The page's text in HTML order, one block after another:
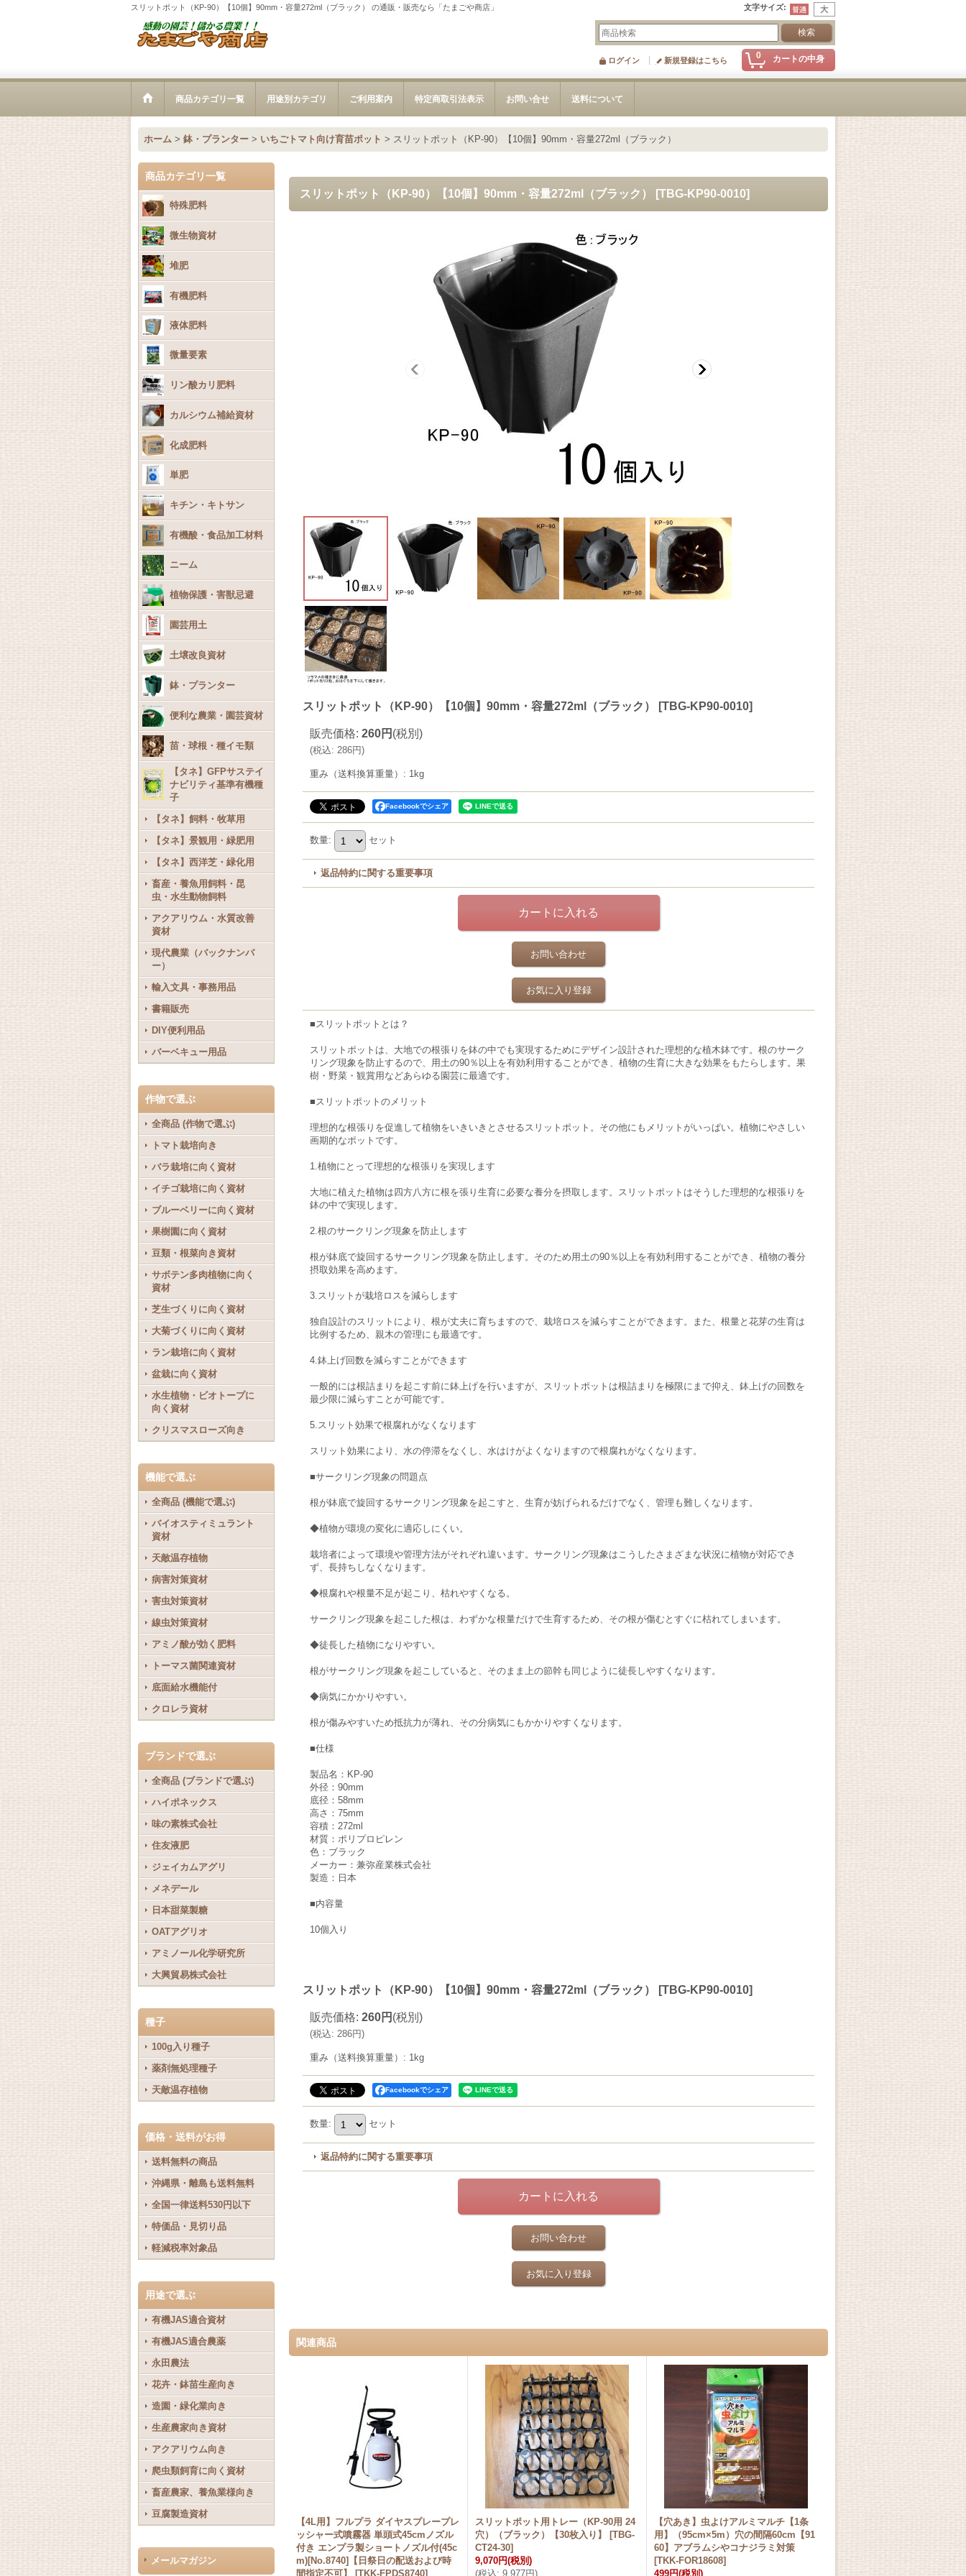
スリットポット（KP-90）【10個】90mm・容量272ml（ブラック） の通販・販売なら「たまごや商店」 文字サイズ:
0 カートの中身
ログイン 新規登録はこちら
商品カテゴリ一覧 用途別カテゴリ ご利用案内 特定商取引法表示 お問い合せ 送料について
ホーム > 鉢・プランター > いちごトマト向け育苗ポット > スリットポット（KP-90）【10個】90mm・容量272ml（ブラック）
商品カテゴリ一覧
特殊肥料
微生物資材
堆肥
有機肥料
液体肥料
微量要素
リン酸カリ肥料
カルシウム補給資材
化成肥料
単肥
キチン・キトサン
有機酸・食品加工材料
ニーム
植物保護・害獣忌避
園芸用土
土壌改良資材
鉢・プランター
便利な農業・園芸資材
苗・球根・種イモ類
【タネ】GFPサステイ
ナビリティ基準有機種
子
【タネ】飼料・牧草用
【タネ】景観用・緑肥用
【タネ】西洋芝・緑化用
畜産・養魚用飼料・昆
虫・水生動物飼料
アクアリウム・水質改善
資材
現代農業（バックナンバ
ー）
輸入文具・事務用品
書籍販売
DIY便利用品
バーベキュー用品
作物で選ぶ
全商品 (作物で選ぶ)
トマト栽培向き
バラ栽培に向く資材
イチゴ栽培に向く資材
ブルーベリーに向く資材
果樹園に向く資材
豆類・根菜向き資材
サボテン多肉植物に向く
資材
芝生づくりに向く資材
大菊づくりに向く資材
ラン栽培に向く資材
盆栽に向く資材
水生植物・ビオトープに
向く資材
クリスマスローズ向き
機能で選ぶ
全商品 (機能で選ぶ)
バイオスティミュラント
資材
天敵温存植物
病害対策資材
害虫対策資材
線虫対策資材
アミノ酸が効く肥料
トーマス菌関連資材
底面給水機能付
クロレラ資材
ブランドで選ぶ
全商品 (ブランドで選ぶ)
ハイポネックス
味の素株式会社
住友液肥
ジェイカムアグリ
メネデール
日本甜菜製糖
OATアグリオ
アミノール化学研究所
大興貿易株式会社
種子
100g入り種子
薬剤無処理種子
天敵温存植物
価格・送料がお得
送料無料の商品
沖縄県・離島も送料無料
全国一律送料530円以下
特価品・見切り品
軽減税率対象品
用途で選ぶ
有機JAS適合資材
有機JAS適合農薬
永田農法
花卉・鉢苗生産向き
造園・緑化業向き
生産農家向き資材
アクアリウム向き
爬虫類飼育に向く資材
畜産農家、養魚業様向き
豆腐製造資材
メールマガジン
スリットポット（KP-90）【10個】90mm・容量272ml（ブラック） [TBG-KP90-0010]
スリットポット（KP-90）【10個】90mm・容量272ml（ブラック） [TBG-KP90-0010]
販売価格: 260円 (税別)
(税込: 286円)
重み（送料換算重量） : 1kg
Facebookでシェア
数量: セット
返品特約に関する重要事項
お問い合わせ
お気に入り登録
■スリットポットとは？
スリットポットは、大地での根張りを鉢の中でも実現するためにデザイン設計された理想的な植木鉢です。根のサーク
リング現象を防止するので、用土の90％以上を有効利用することができ、植物の生育に大きな効果をもたらします。果
樹・野菜・観賞用などあらゆる園芸に最適です。
■スリットポットのメリット
理想的な根張りを促進して植物をいきいきとさせるスリットポット。その他にもメリットがいっぱい。植物にやさしい
画期的なポットです。
1.植物にとって理想的な根張りを実現します
大地に植えた植物は四方八方に根を張り生育に必要な養分を摂取します。スリットポットはそうした理想的な根張りを
鉢の中で実現します。
2.根のサークリング現象を防止します
根が鉢底で旋回するサークリング現象を防止します。そのため用土の90％以上を有効利用することができ、植物の養分
摂取効果を高めます。
3.スリットが栽培ロスを減らします
独自設計のスリットにより、根が丈夫に育ちますので、栽培ロスを減らすことができます。また、根量と花芽の生育は
比例するため、親木の管理にも最適です。
4.鉢上げ回数を減らすことができます
一般的には根詰まりを起こす前に鉢上げを行いますが、スリットポットは根詰まりを極限にまで抑え、鉢上げの回数を
最少限に減らすことが可能です。
5.スリット効果で根腐れがなくなります
スリット効果により、水の停滞をなくし、水はけがよくなりますので根腐れがなくなります。
■サークリング現象の問題点
根が鉢底で旋回するサークリング現象を起こすと、生育が妨げられるだけでなく、管理も難しくなります。
◆植物が環境の変化に適応しにくい。
栽培者によって環境や管理方法がそれぞれ違います。サークリング現象はこうしたさまざまな状況に植物が対応でき
ず、長持ちしなくなります。
◆根腐れや根量不足が起こり、枯れやすくなる。
サークリング現象を起こした根は、わずかな根量だけで生育するため、その根が傷むとすぐに枯れてしまいます。
◆徒長した植物になりやすい。
根がサークリング現象を起こしていると、そのまま上の節幹も同じように徒長しやすくなります。
◆病気にかかりやすい。
根が傷みやすいため抵抗力が薄れ、その分病気にもかかりやすくなります。
■仕様
製品名：KP-90
外径：90mm
底径：58mm
高さ：75mm
容積：272ml
材質：ポリプロピレン
色：ブラック
メーカー：兼弥産業株式会社
製造：日本
■内容量
10個入り
スリットポット（KP-90）【10個】90mm・容量272ml（ブラック） [TBG-KP90-0010]
販売価格: 260円 (税別)
(税込: 286円)
重み（送料換算重量） : 1kg
Facebookでシェア
数量: セット
返品特約に関する重要事項
お問い合わせ
お気に入り登録
関連商品
【4L用】フルプラ ダイヤスプレープレ
ッシャー式噴霧器 単頭式45cmノズル
付き エンプラ製ショートノズル付(45c
m)[No.8740]【日祭日の配送および時
間指定不可】
[TKK-FPDS8740]
スリットポット用トレー（KP-90用 24
穴）（ブラック）【30枚入り】
[TBG-
CT24-30]
9,070円(税別)
(税込: 9,977円)
【穴あき】虫よけアルミマルチ【1条
用】（95cm×5m）穴の間隔60cm【91
60】アブラムシやコナジラミ対策
[TKK-FOR18608]
499円(税別)